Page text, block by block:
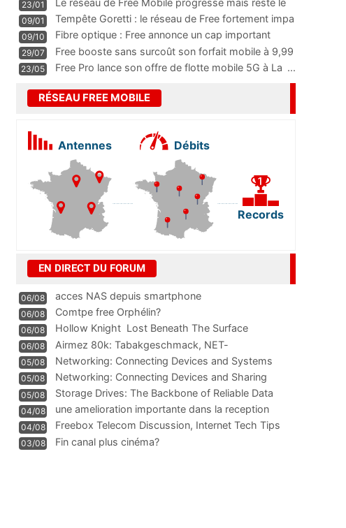
23/01
Le réseau de Free Mobile progresse mais reste le
m
...
09/01
Tempête Goretti : le réseau de Free fortement impa
09/10
Fibre optique : Free annonce un cap important
pass
...
29/07
Free booste sans surcoût son forfait mobile à 9,99
23/05 Free Pro lance son offre de flotte mobile 5G à La ...
RÉSEAU FREE MOBILE
Antennes Débits
Records
EN DIRECT DU FORUM
06/08 acces NAS depuis smartphone
06/08 Comtpe free Orphélin?
06/08 Hollow Knight  Lost Beneath The Surface
06/08
Airmez 80k: Tabakgeschmack, NET-
Technologie und Leistung im
05/08 Networking: Connecting Devices and Systems
05/08
Networking: Connecting Devices and Sharing
Information
05/08
Storage Drives: The Backbone of Reliable Data
Management
04/08
une amelioration importante dans la reception
WIFI
04/08
Freebox Telecom Discussion, Internet Tech Tips
Communi
03/08 Fin canal plus cinéma?